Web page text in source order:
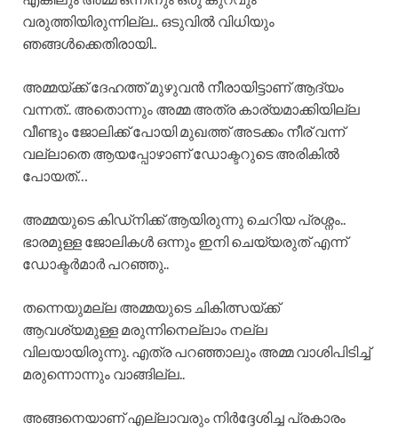
വരുത്തിയിരുന്നില്ല.. ഒടുവിൽ വിധിയും
ഞങ്ങൾക്കെതിരായി..
അമ്മയ്ക്ക് ദേഹത്ത് മുഴുവൻ നീരായിട്ടാണ് ആദ്യം
വന്നത്.. അതൊന്നും അമ്മ അത്ര കാര്യമാക്കിയില്ല
വീണ്ടും ജോലിക്ക് പോയി മുഖത്ത് അടക്കം നീര് വന്ന്
വല്ലാതെ ആയപ്പോഴാണ് ഡോക്ടറുടെ അരികിൽ
പോയത്…
അമ്മയുടെ കിഡ്നിക്ക് ആയിരുന്നു ചെറിയ പ്രശ്നം..
ഭാരമുള്ള ജോലികൾ ഒന്നും ഇനി ചെയ്യരുത് എന്ന്
ഡോക്ടർമാർ പറഞ്ഞു..
തന്നെയുമല്ല അമ്മയുടെ ചികിത്സയ്ക്ക്
ആവശ്യമുള്ള മരുന്നിനെല്ലാം നല്ല
വിലയായിരുന്നു. എത്ര പറഞ്ഞാലും അമ്മ വാശിപിടിച്ച്
മരുന്നൊന്നും വാങ്ങില്ല..
അങ്ങനെയാണ് എല്ലാവരും നിർദ്ദേശിച്ച പ്രകാരം